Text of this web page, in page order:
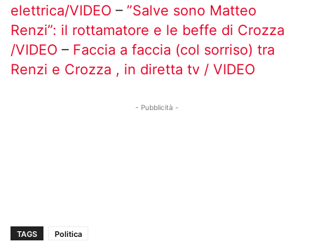
elettrica/VIDEO – ”Salve sono Matteo
Renzi”: il rottamatore e le beffe di Crozza
/VIDEO – Faccia a faccia (col sorriso) tra
Renzi e Crozza , in diretta tv / VIDEO
- Pubblicità -
TAGS Politica